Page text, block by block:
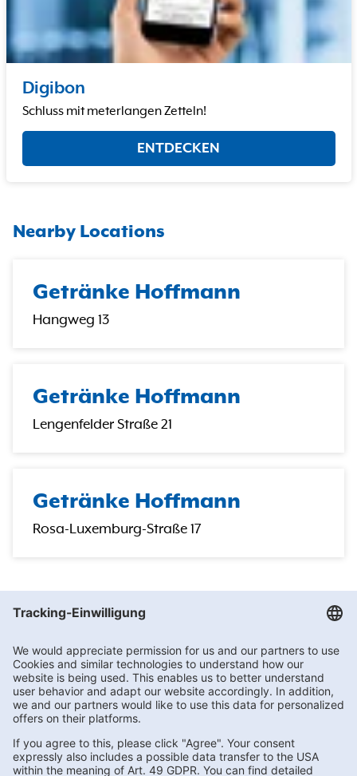
Digibon
Schluss mit meterlangen Zetteln!
ENTDECKEN
Nearby Locations
Getränke Hoffmann
Hangweg 13
Getränke Hoffmann
Lengenfelder Straße 21
Getränke Hoffmann
Rosa-Luxemburg-Straße 17
Reumtengrüner Straße